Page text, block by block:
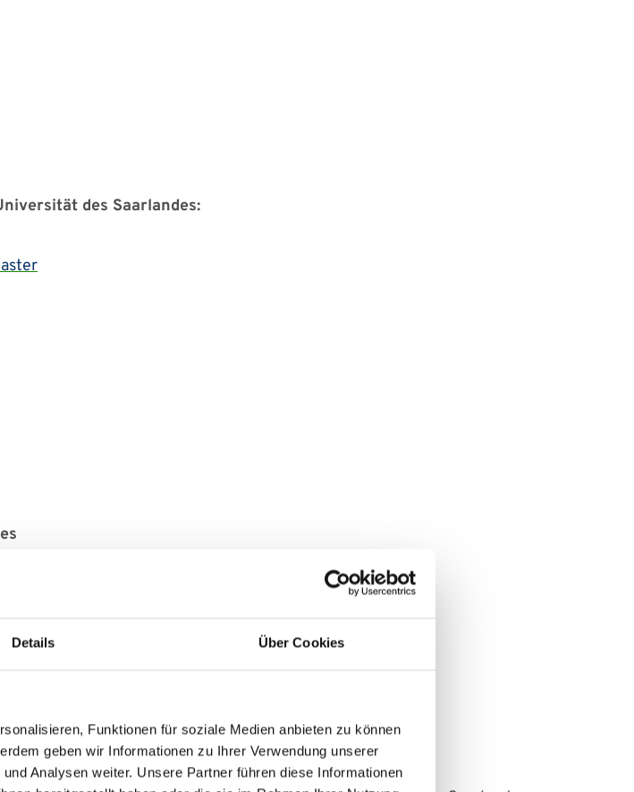
Details Über Cookies
Funktionen für soziale Medien anbieten zu können
geben wir Informationen zu Ihrer Verwendung unserer
Analysen weiter. Unsere Partner führen diese Informationen
des Saarlandes:
und Regelungen
Ärztekammer des Saarlandes
unter: